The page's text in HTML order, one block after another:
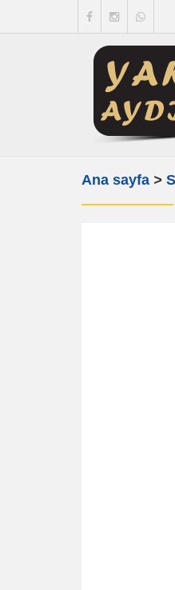
Ana sayfa >